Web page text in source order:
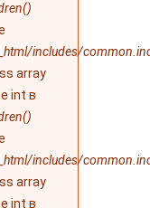
includes/
array
int в
includes/
array
int в